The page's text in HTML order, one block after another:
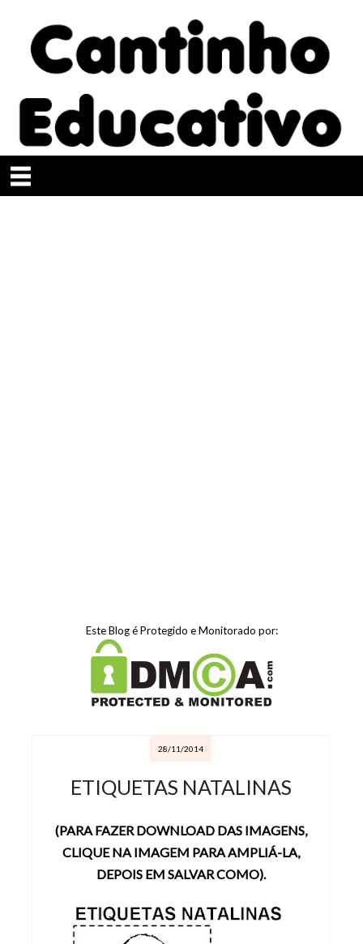
Este Blog é Protegido e Monitorado por:
28/11/2014
ETIQUETAS NATALINAS
(PARA FAZER DOWNLOAD DAS IMAGENS,
CLIQUE NA IMAGEM PARA AMPLIÁ-LA,
DEPOIS EM SALVAR COMO).